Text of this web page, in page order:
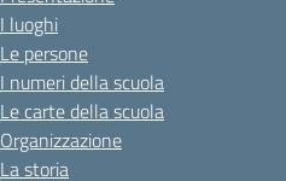
I luoghi
Le persone
I numeri della scuola
Le carte della scuola
Organizzazione
La storia